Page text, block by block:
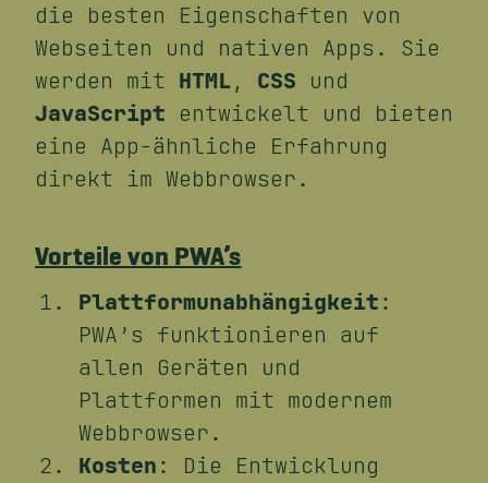
die besten Eigenschaften von
Webseiten und nativen Apps. Sie
werden mit HTML, CSS und
JavaScript entwickelt und bieten
eine App-ähnliche Erfahrung
direkt im Webbrowser.
Vorteile von PWA’s
Plattformunabhängigkeit:
PWA’s funktionieren auf
allen Geräten und
Plattformen mit modernem
Webbrowser.
Kosten: Die Entwicklung